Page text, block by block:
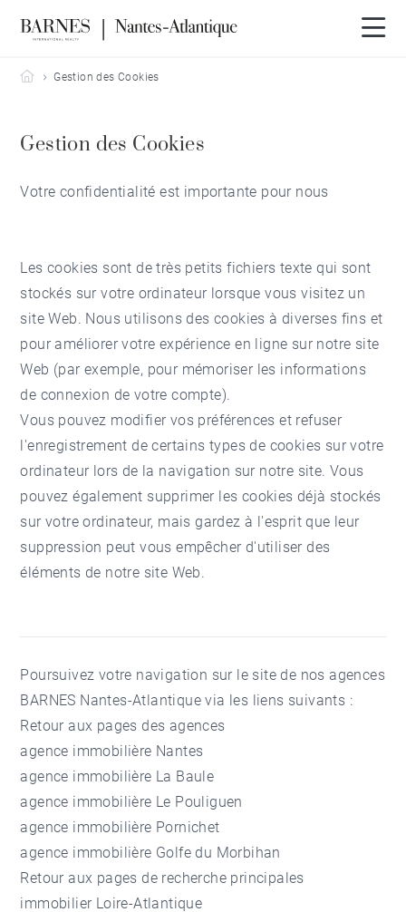
Barnes Nantes-Atlantique
Gestion des Cookies
Gestion des Cookies
Votre confidentialité est importante pour nous
Les cookies sont de très petits fichiers texte qui sont
stockés sur votre ordinateur lorsque vous visitez un
site Web. Nous utilisons des cookies à diverses fins et
pour améliorer votre expérience en ligne sur notre site
Web (par exemple, pour mémoriser les informations
de connexion de votre compte).
Vous pouvez modifier vos préférences et refuser
l'enregistrement de certains types de cookies sur votre
ordinateur lors de la navigation sur notre site. Vous
pouvez également supprimer les cookies déjà stockés
sur votre ordinateur, mais gardez à l'esprit que leur
suppression peut vous empêcher d'utiliser des
éléments de notre site Web.
Poursuivez votre navigation sur le site de nosagences
BARNES Nantes-Atlantique via les liens suivants :
Retour aux pages des agences
agence immobilière Nantes
agence immobilière La Baule
agence immobilière Le Pouliguen
agence immobilière Pornichet
agence immobilière Golfe du Morbihan
Retour aux pages de recherche principales
immobilier Loire-Atlantique